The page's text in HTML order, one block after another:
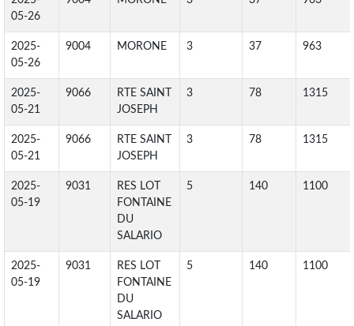
05-26
2025-
05-26
9004 MORONE 3 37 963
2025-
05-21
9066
RTE SAINT
JOSEPH
3 78 1315
2025-
05-21
9066
RTE SAINT
JOSEPH
3 78 1315
2025-
05-19
9031
RES LOT
FONTAINE
DU
SALARIO
5 140 1100
2025-
05-19
9031
RES LOT
FONTAINE
DU
SALARIO
5 140 1100